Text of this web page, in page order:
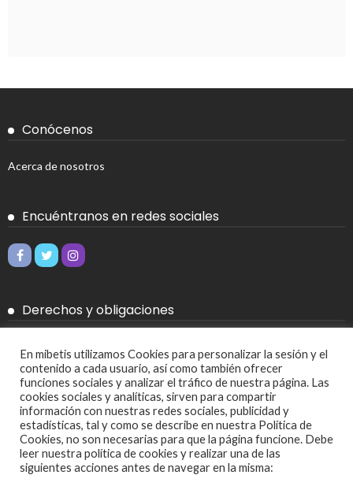
Conócenos
Acerca de nosotros
Encuéntranos en redes sociales
Derechos y obligaciones
Política de Cookies
Política de privacidad
Más
En mibetis utilizamos Cookies para personalizar la sesión y el
contenido a cada usuario, así como también ofrecer
funciones sociales y analizar el tráfico de nuestra página. Las
cookies sociales y analíticas, sirven para compartir
información con nuestras redes sociales, publicidad y
estadísticas, tal y como se describe en nuestra Política de
Cookies, no son necesarias para que la página funcione. Debe
leer nuestra política de cookies y realizar una de las
siguientes acciones antes de navegar en la misma: